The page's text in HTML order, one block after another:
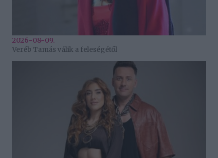
2026-08-09.
Veréb Tamás válik a feleségétől